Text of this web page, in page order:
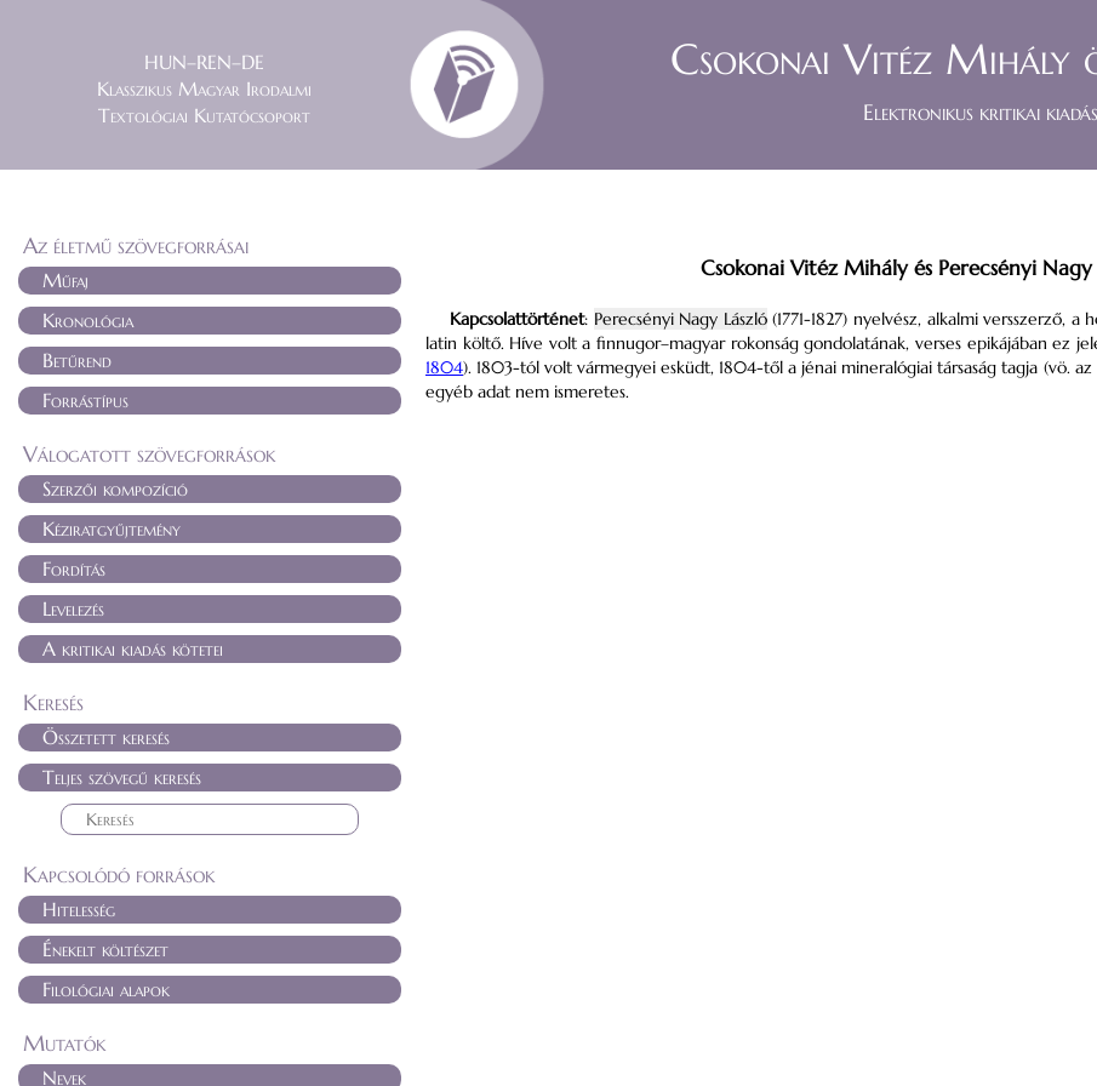
HUN–REN–DE
Klasszikus Magyar Irodalmi
Textológiai Kutatócsoport
Csokonai Vitéz Mihály
Elektronikus kritikai kiadás
Az életmű szövegforrásai
Műfaj
Kronológia
Betűrend
Forrástípus
Válogatott szövegforrások
Szerzői kompozíció
Kéziratgyűjtemény
Fordítás
Levelezés
A kritikai kiadás kötetei
Keresés
Összetett keresés
Teljes szövegű keresés
Kapcsolódó források
Hitelesség
Énekelt költészet
Filológiai alapok
Mutatók
Nevek
Csokonai Vitéz Mihály és Perecsényi
Kapcsolattörténet: Perecsényi Nagy László(1771-1827) nyelvész, alkalmi versszerző,
latin költő. Híve volt a finnugor–magyar rokonság gondolatának, verses epikájában ez
1804). 1803-tól volt vármegyei esküdt, 1804-től a jénai mineralógiai társaság tagja (vö. az
egyéb adat nem ismeretes.